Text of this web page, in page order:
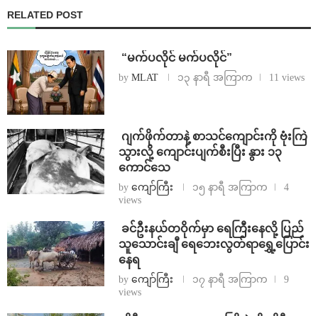
RELATED POST
⁨ ⁨“မက်ပလိုင် မက်ပလိုင်”
by MLAT ၁၃ နာရီ အကြာက 11 views
⁨⁩ ⁨ဂျက်ဖိုက်တာနဲ့ စာသင်ကျောင်းကို ဗုံးကြဲ
သွားလို့ ကျောင်းပျက်စီးပြီး နွား ၁၃
ကောင်သေ
by ကျော်ကြီး ၁၅ နာရီ အကြာက
4
views
⁩ ⁨ခင်ဦးနယ်တဝိုက်မှာ ရေကြီးနေလို့ ပြည်
သူသောင်းချီ ရေဘေးလွတ်ရာရွှေ့ပြောင်း
နေရ
by ကျော်ကြီး ၁၇ နာရီ အကြာက
9
views